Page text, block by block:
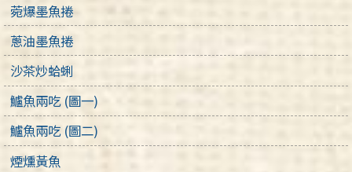
菀爆墨魚捲
蔥油墨魚捲
沙茶炒蛤蜊
鱸魚兩吃 (圖一)
鱸魚兩吃 (圖二)
煙燻黃魚